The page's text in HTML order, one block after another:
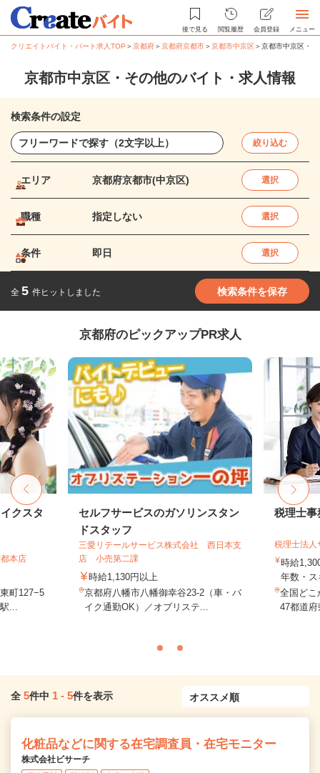
後で見る 閲覧履歴 会員登録 メニュー
クリエイトバイト・パート求人TOP ＞京都府＞京都府京都市＞京都市中京区＞京都市中京区・
京都市中京区・その他のバイト・求人情報
検索条件の設定
絞り込む
エリア 京都府京都市(中京区) 選択
職種 指定しない 選択
条件 即日 選択
全 5 件ヒットしました 検索条件を保存
京都府のピックアップPR求人
クスタ
本店
町127−5
...
セルフサービスのガソリンスタン
ドスタッフ
三愛リテールサービス株式会社 西日本支
店 小売第二課
時給1,130円以上
京都府八幡市八幡御幸谷23-2（車・バ
イク通勤OK）／オブリステ...
税理士事
税理士法人
時給
年数・
全国どこ
47都道
全 5件中 1 - 5件を表示
化粧品などに関する在宅調査員・在宅モニター
株式会社ビサーチ